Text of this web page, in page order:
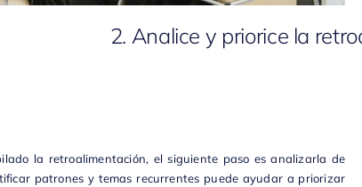
2. Analice y priorice la
la retroalimentación, el siguiente paso es analizarla de
patrones y temas recurrentes puede ayudar a priorizar